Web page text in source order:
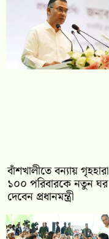
বাঁশখালীতে বন্যায় গৃহহারা
১০০ পরিবারকে নতুন ঘর
দেবেন প্রধানমন্ত্রী